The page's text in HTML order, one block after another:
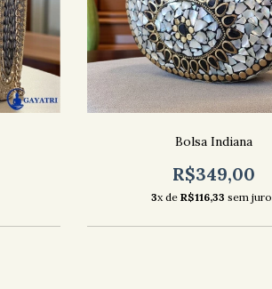
Bolsa Indiana
R$349,00
3x de R$116,33 sem